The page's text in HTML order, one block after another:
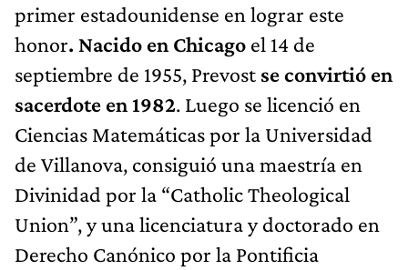
primer estadounidense en lograr este
honor. Nacido en Chicago el 14 de
septiembre de 1955, Prevost se convirtió en
sacerdote en 1982. Luego se licenció en
Ciencias Matemáticas por la Universidad
de Villanova, consiguió una maestría en
Divinidad por la “Catholic Theological
Union”, y una licenciatura y doctorado en
Derecho Canónico por la Pontificia